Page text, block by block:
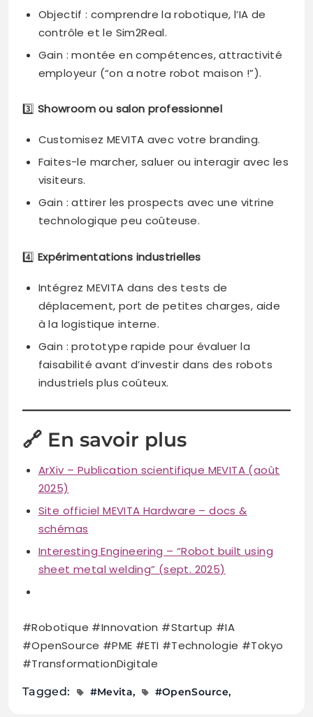
Objectif : comprendre la robotique, l’IA de
contrôle et le Sim2Real.
Gain : montée en compétences, attractivité
employeur (“on a notre robot maison !”).
3️⃣ Showroom ou salon professionnel
Customisez MEVITA avec votre branding.
Faites-le marcher, saluer ou interagir avec les
visiteurs.
Gain : attirer les prospects avec une vitrine
technologique peu coûteuse.
4️⃣ Expérimentations industrielles
Intégrez MEVITA dans des tests de
déplacement, port de petites charges, aide
à la logistique interne.
Gain : prototype rapide pour évaluer la
faisabilité avant d’investir dans des robots
industriels plus coûteux.
🔗 En savoir plus
ArXiv – Publication scientifique MEVITA (août
2025)
Site officiel MEVITA Hardware – docs &
schémas
Interesting Engineering – “Robot built using
sheet metal welding” (sept. 2025)
#Robotique #Innovation #Startup #IA
#OpenSource #PME #ETI #Technologie #Tokyo
#TransformationDigitale
Tagged: #Mevita #OpenSource